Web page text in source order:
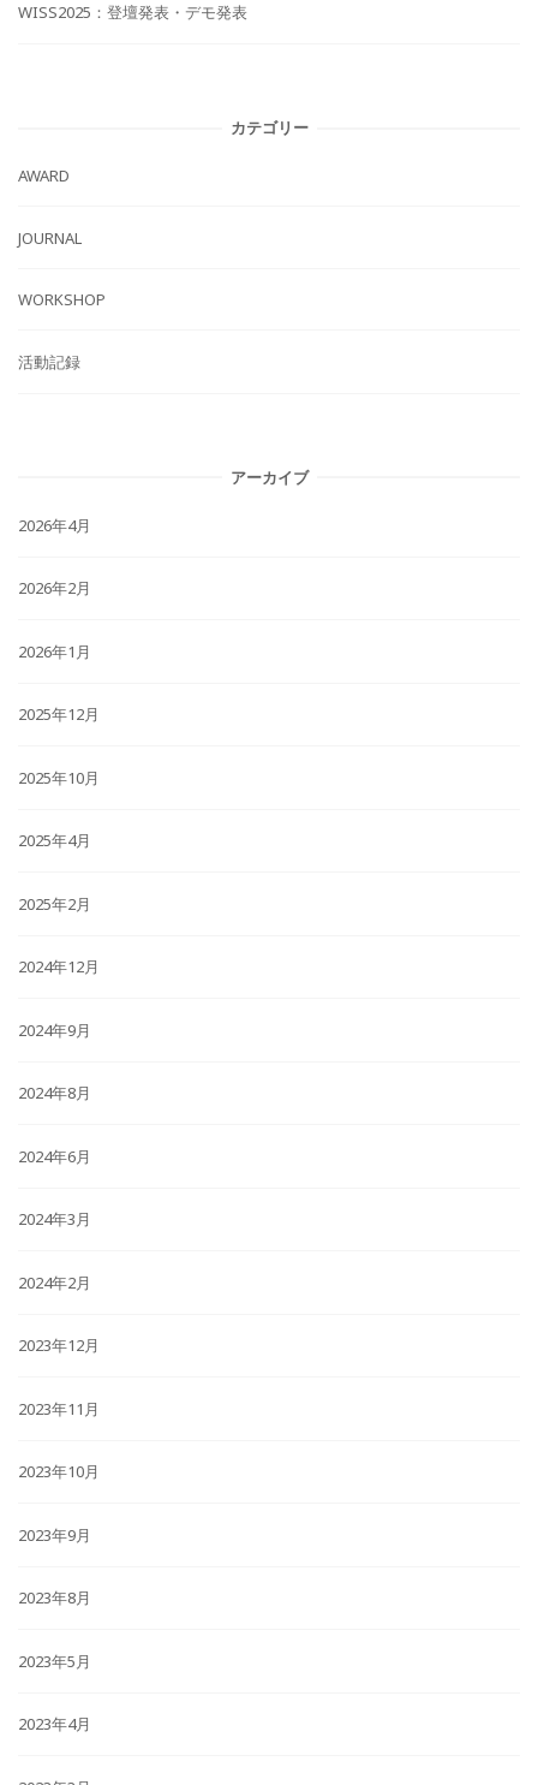
WISS2025：登壇発表・デモ発表
カテゴリー
AWARD
JOURNAL
WORKSHOP
活動記録
アーカイブ
2026年4月
2026年2月
2026年1月
2025年12月
2025年10月
2025年4月
2025年2月
2024年12月
2024年9月
2024年8月
2024年6月
2024年3月
2024年2月
2023年12月
2023年11月
2023年10月
2023年9月
2023年8月
2023年5月
2023年4月